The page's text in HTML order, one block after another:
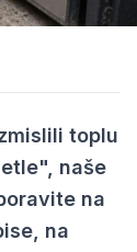
toplu
naše
na
na